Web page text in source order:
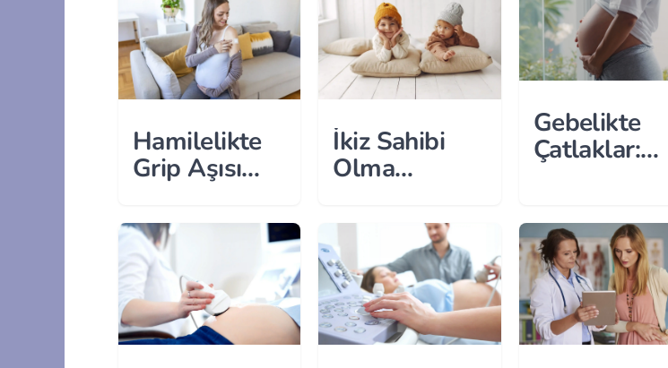
Hamilelikte
Grip Aşısı
İkiz Sahibi
Olma
Artıran 7
Faktör
Gebelikte
Çatlaklar: